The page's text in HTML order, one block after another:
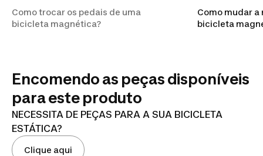
Como trocar os pedais de uma
bicicleta magnética?
Como mudar a
bicicleta
Encomendo as peças disponíveis
para este produto
NECESSITA DE PEÇAS PARA A SUA BICICLETA
ESTÁTICA?
Clique aqui